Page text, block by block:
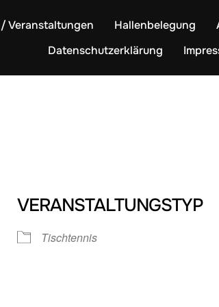
Veranstaltungen Hallenbelegung
Datenschutzerklärung
VERANSTALTUNGSTYP
Tischtennis